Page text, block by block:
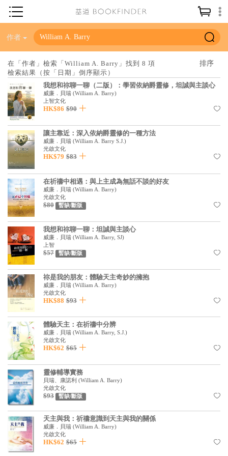
神學／教義
聖經
信仰入門
教會歷史
靈修／禱告
信徒生活
分齡牧養
社會／倫理
哲學／宗教比較
見證／傳記
文藝／勵志
童書
精選影音
禮品專區
得獎作品推介
暢銷榜
中文二手書
英文二手書
精選英文書
電子書
作者
在「作者」檢索「William A. Barry」找到 8 項
檢索結果（按「日期」倒序顯示）
我想和祢聊一聊（二版）：學習依納爵靈修，坦誠與主談心
威廉．貝瑞 (William A. Barry)
上智文化
HK$86 $90
讓主靠近：深入依納爵靈修的一種方法
威廉．貝瑞 (William A. Barry S.J. )
光啟文化
HK$79 $83
在祈禱中相遇：與上主成為無話不談的好友
威廉．貝瑞 (William A. Barry)
光啟文化
$80 暫缺/斷版
我想和祢聊一聊：坦誠與主談心
威廉．貝瑞 (William A. Barry, SJ)
上智
$57 暫缺/斷版
祢是我的朋友：體驗天主奇妙的擁抱
威廉．貝瑞 (William A. Barry)
光啟文化
HK$88 $93
體驗天主：在祈禱中分辨
威廉．貝瑞 (William A. Barry, S.J. )
光啟文化
HK$62 $65
靈修輔導實務
貝瑞、康諾利 (William A. Barry)
光啟文化
$93 暫缺/斷版
天主與我：祈禱意識到天主與我的關係
威廉．貝瑞 (William A. Barry)
光啟文化
HK$62 $65